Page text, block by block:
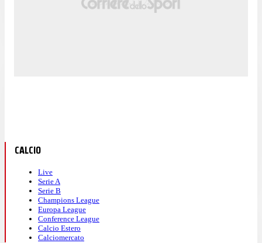
CALCIO
Live
Serie A
Serie B
Champions League
Europa League
Conference League
Calcio Estero
Calciomercato